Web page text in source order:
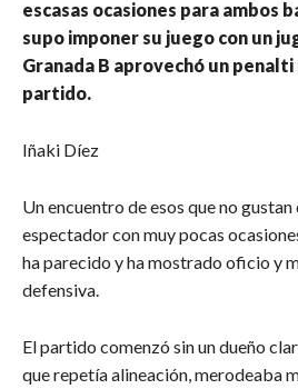
escasas ocasiones para ambos
supo imponer su juego con un
Granada B aprovechó un
partido.
Iñaki Díez
Un encuentro de esos que no
espectador con muy pocas
ha parecido y ha mostrado oficio y
defensiva.
El partido comenzó sin un dueño
que repetía alineación, merodeaba